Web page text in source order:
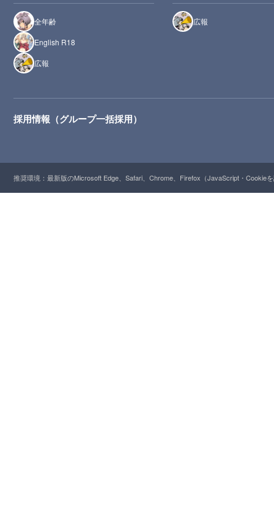
全年齢
English R18
広報
広報
採用情報（グループ一括採用）
推奨環境：最新版のMicrosoft Edge、Safari、Chrome、Firefox（JavaScript・Cookie